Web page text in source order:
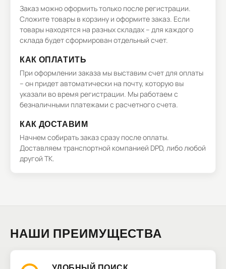
Заказ можно оформить только после регистрации.
Сложите товары в корзину и оформите заказ. Если
товары находятся на разных складах – для каждого
склада будет сформирован отдельный счет.
КАК ОПЛАТИТЬ
При оформлении заказа мы выставим счет для оплаты
– он придет автоматически на почту, которую вы
указали во время регистрации. Мы работаем с
безналичными платежами с расчетного счета.
КАК ДОСТАВИМ
Начнем собирать заказ сразу после оплаты.
Доставляем транспортной компанией DPD, либо любой
другой ТК.
НАШИ ПРЕИМУЩЕСТВА